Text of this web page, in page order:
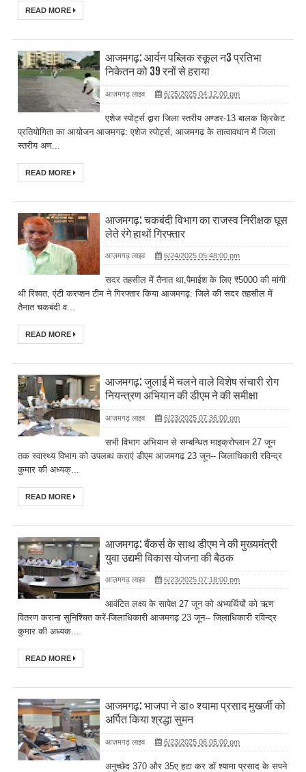
READ MORE
आजमगढ़: आर्यन पब्लिक स्कूल न3 प्रतिभा
निकेतन को 39 रनों से हराया
आज़मगढ़ लाइव 6/25/2025 04:12:00 pm
एशेज स्पोर्ट्स द्वारा जिला स्तरीय अण्डर-13 बालक क्रिकेट
प्रतियोगिता का आयोजन आजमगढ़: एशेज स्पोर्ट्स, आजमगढ़ के तात्वावधान में जिला
स्तरीय अण...
READ MORE
आजमगढ़: चकबंदी विभाग का राजस्व निरीक्षक घूस
लेते रंगे हाथों गिरफ्तार
आज़मगढ़ लाइव 6/24/2025 05:48:00 pm
सदर तहसील में तैनात था,पैमाईश के लिए ₹5000 की मांगी
थी रिश्वत, एंटी करप्शन टीम ने गिरफ्तार किया आजमगढ़: जिले की सदर तहसील में
तैनात चकबंदी व...
READ MORE
आजमगढ़: जुलाई में चलने वाले विशेष संचारी रोग
नियन्त्रण अभियान की डीएम ने की समीक्षा
आज़मगढ़ लाइव 6/23/2025 07:36:00 pm
सभी विभाग अभियान से सम्बन्धित माइक्रोप्लान 27 जून
तक स्वास्थ्य विभाग को उपलब्ध कराएं डीएम आजमगढ़ 23 जून-- जिलाधिकारी रविन्द्र
कुमार की अध्यक्...
READ MORE
आजमगढ़: बैंकर्स के साथ डीएम ने की मुख्यमंत्री
युवा उद्यमी विकास योजना की बैठक
आज़मगढ़ लाइव 6/23/2025 07:18:00 pm
आवंटित लक्ष्य के सापेक्ष 27 जून को अभ्यर्थियों को ऋण
वितरण कराना सुनिश्चित करें-जिलाधिकारी आजमगढ़ 23 जून-- जिलाधिकारी रविन्द्र
कुमार की अध्यक...
READ MORE
आजमगढ़: भाजपा ने डा० श्यामा प्रसाद मुखर्जी को
अर्पित किया श्रद्धा सुमन
आज़मगढ़ लाइव 6/23/2025 06:05:00 pm
अनुच्छेद 370 और 35ए हटा कर डॉ श्यामा प्रसाद के सपने